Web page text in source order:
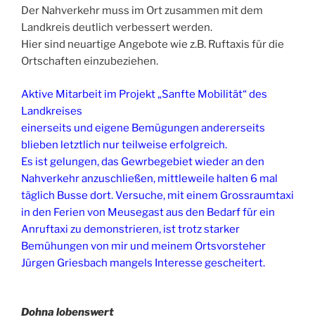
Der Nahverkehr muss im Ort zusammen mit dem
Landkreis deutlich verbessert werden.
Hier sind neuartige Angebote wie z.B. Ruftaxis für die
Ortschaften einzubeziehen.
Aktive Mitarbeit im Projekt „Sanfte Mobilität“ des
Landkreises
einerseits und eigene Bemügungen andererseits
blieben letztlich nur teilweise erfolgreich.
Es ist gelungen, das Gewrbegebiet wieder an den
Nahverkehr anzuschließen, mittleweile halten 6 mal
täglich Busse dort. Versuche, mit einem Grossraumtaxi
in den Ferien von Meusegast aus den Bedarf für ein
Anruftaxi zu demonstrieren, ist trotz starker
Bemühungen von mir und meinem Ortsvorsteher
Jürgen Griesbach mangels Interesse gescheitert.
Dohna lobenswert